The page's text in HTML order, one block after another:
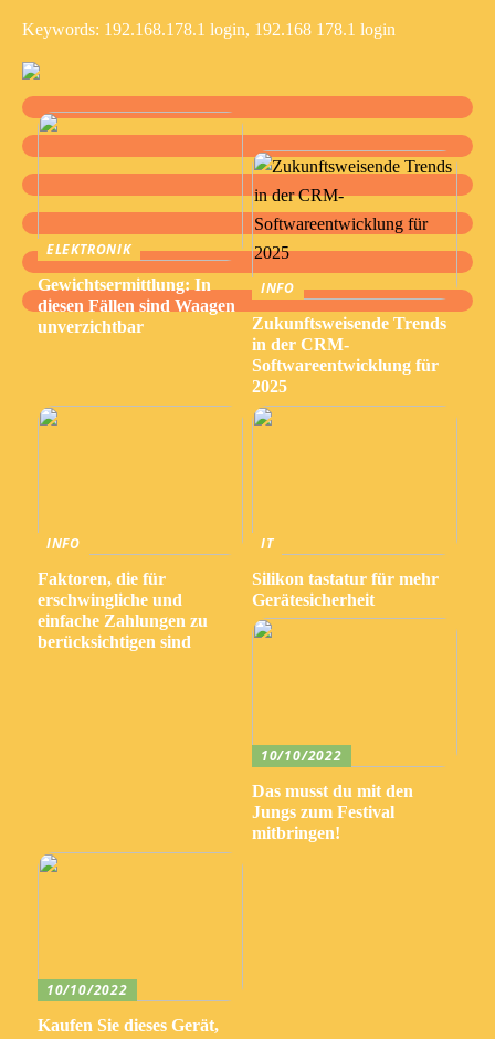
Keywords: 192.168.178.1 login, 192.168 178.1 login
ELEKTRONIK
Gewichtsermittlung: In
diesen Fällen sind Waagen
unverzichtbar
INFO
Zukunftsweisende Trends
in der CRM-
Softwareentwicklung für
2025
INFO
Faktoren, die für
erschwingliche und
einfache Zahlungen zu
berücksichtigen sind
IT
Silikon tastatur für mehr
Gerätesicherheit
10/10/2022
Das musst du mit den
Jungs zum Festival
mitbringen!
10/10/2022
Kaufen Sie dieses Gerät,